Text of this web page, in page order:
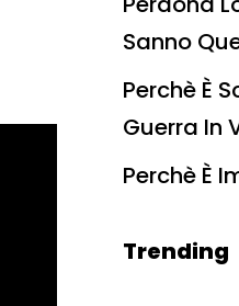
Sanno
Perchè È
Guerra In
Perchè È
Trending